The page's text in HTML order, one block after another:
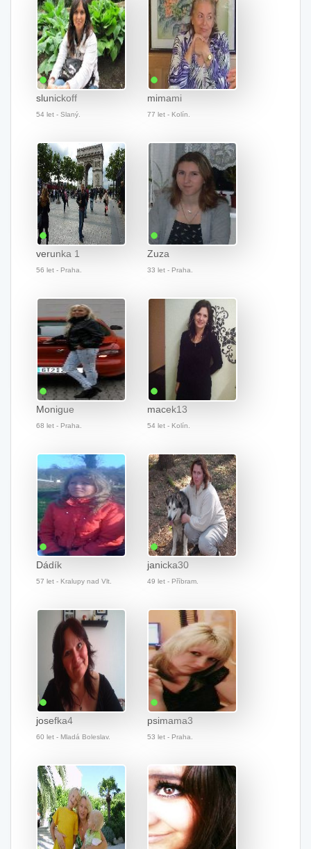
slunickoff
54 let - Slaný.
mimami
77 let - Kolín.
verunka 1
56 let - Praha.
Zuza
33 let - Praha.
Monigue
68 let - Praha.
macek13
54 let - Kolín.
Dádík
57 let - Kralupy nad Vlt.
janicka30
49 let - Příbram.
josefka4
60 let - Mladá Boleslav.
psimama3
53 let - Praha.